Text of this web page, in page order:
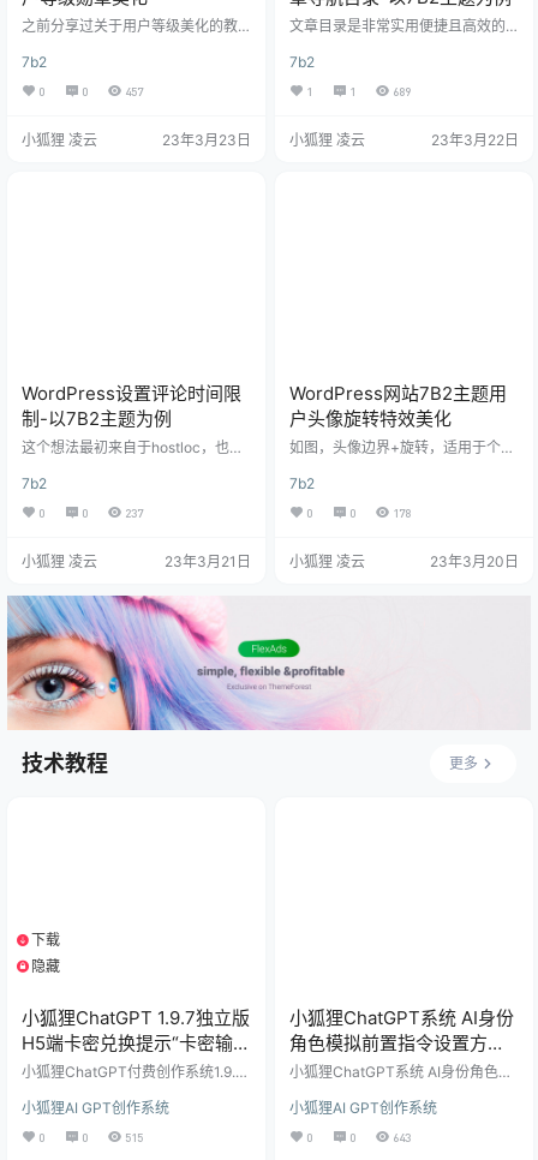
之前分享过关于用户等级美化的教
Press网站7B2主题用户等级勋章美
化，仅测试过7B2主题，其他主题自
测！ 一、效果演示 适用于网站评论
代码教程 1.实现思路 LV等级，是判
7b2
0 0 457
小狐狸 凌云 23年3月23日
文章目录是非常实用便捷且高效的
个非常重要的方面，wpjam插件的
目录功能，今天就给大家分享一下
免插件实现“WordPress网站添加浮
一、效果演示 二、代码教程 1.functi
7b2
1 1 689
小狐狸 凌云 23年3月22日
WordPress设置评论时间限
制-以7B2主题为例
这个想法最初来自于hostloc，也就
啥呢？但是随着后面发现部分用户
太过活跃，另外还可能出现被人恶
意刷一堆垃圾评论。权衡再三，准
给大家分享一下“WordPress网站设
纯代码实现方法。 评论时间限制设
置方法-以7B2主题为例 在主题文件f
unction.php底部加上以下代码即可
//WordPr…
7b2
0 0 237
小狐狸 凌云 23年3月21日
WordPress网站7B2主题用
户头像旋转特效美化
如图，头像边界+旋转，适用于个人
哨（可能只适用于WordPress网站7
B2主题的美化） 美化代码 放在b2/A
ssets/fontend/style.css文件底部即
放大-www.xiaohulizyw.cn*/ .avat
7b2
0 0 178
小狐狸 凌云 23年3月20日
技术教程 更多
下载
隐藏
小狐狸ChatGPT 1.9.7独立版
H5端卡密兑换提示“卡密输入
有误 ”解决办法
小狐狸ChatGPT付费创作系统1.9.7
端和小程序端无法兑换，一直提示
“卡密输入有误 ”，该功能上几版都
正常，应该是官方升级后本身有BU
小狐狸AI GPT创作系统
0 0 515
小狐狸ChatGPT系统 AI身份
角色模拟前置指令设置方法
参照模板
小狐狸ChatGPT系统 AI身份角色模
狸ChatGPT系统新版功能新增AI身
份角色模拟后，很多会员不会设置AI
身份角色模拟前置指令，今天参考
小狐狸AI GPT创作系统
0 0 643